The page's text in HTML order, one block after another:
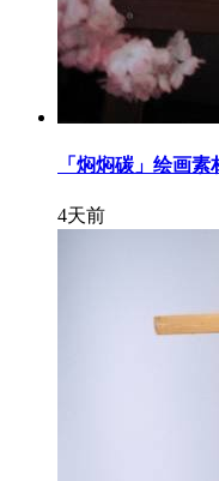
「焖焖碳」绘画
4天前